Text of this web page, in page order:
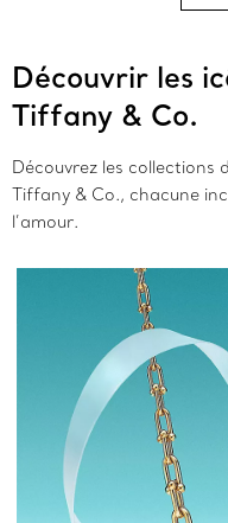
Découvrir les
Tiffany & Co.
Découvrez les collections
Tiffany & Co., chacune
l’amour.